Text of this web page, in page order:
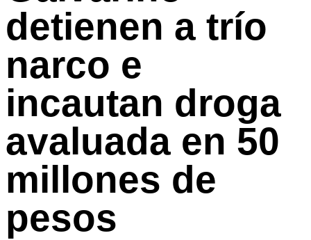
detienen a trío
narco e
incautan droga
avaluada en 50
millones de
pesos